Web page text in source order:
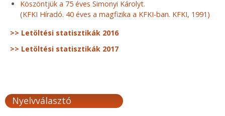
Köszöntjük a 75 éves Simonyi Károlyt.
(KFKI Híradó. 40 éves a magfizika a KFKI-ban. KFKI, 1991)
>> Letöltési statisztikák 2016
>> Letöltési statisztikák 2017
Nyelvválasztó